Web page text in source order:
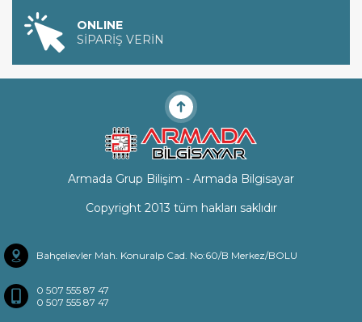
ONLINE
SİPARİŞ VERİN
Armada Grup Bilişim - Armada Bilgisayar
Copyright 2013 tüm hakları saklıdır
Bahçelievler Mah. Konuralp Cad. No:60/B Merkez/BOLU
0 507 555 87 47
0 507 555 87 47